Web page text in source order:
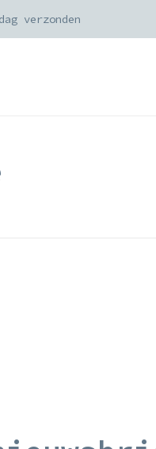
verzonden